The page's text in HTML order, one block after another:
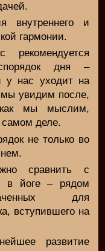
внутреннего и
гармонии.
дня –
у нас уходит на
увидим после,
как мы мыслим,
самом деле.
не только во
сравнить с
в йоге – рядом
для
вступившего на
развитие